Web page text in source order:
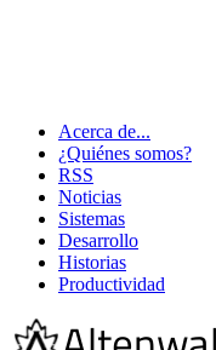
Acerca de...
¿Quiénes somos?
RSS
Noticias
Sistemas
Desarrollo
Historias
Productividad